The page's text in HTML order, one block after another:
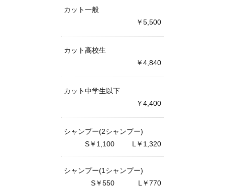
カット一般
￥5,500
カット高校生
￥4,840
カット中学生以下
￥4,400
シャンプー(2シャンプー)
S￥1,100
L￥1,320
シャンプー(1シャンプー)
S￥550
L￥770